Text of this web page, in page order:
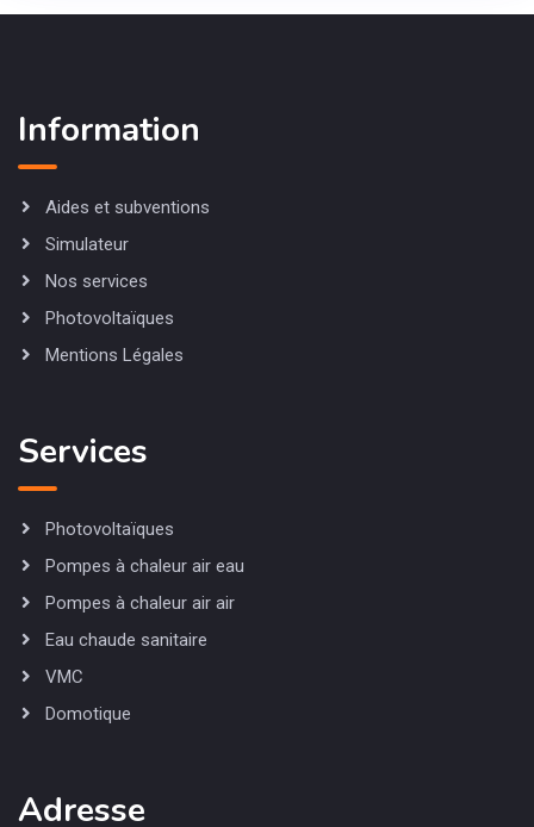
Information
Aides et subventions
Simulateur
Nos services
Photovoltaïques
Mentions Légales
Services
Photovoltaïques
Pompes à chaleur air eau
Pompes à chaleur air air
Eau chaude sanitaire
VMC
Domotique
Adresse